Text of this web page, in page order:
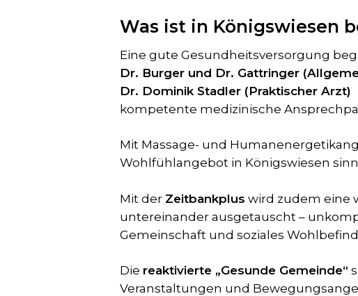
Was ist in Königswiesen
Eine gute Gesundheitsversorgung
Dr. Burger und Dr. Gattringer
Dr. Dominik Stadler (Praktischer Arzt)
kompetente medizinische
Mit Massage- und
Wohlfühlangebot in Königswiesen
Mit der Zeitbankplus wird zudem eine
untereinander ausgetauscht –
Gemeinschaft und soziales
Die reaktivierte „Gesunde Gemeinde“
Veranstaltungen und